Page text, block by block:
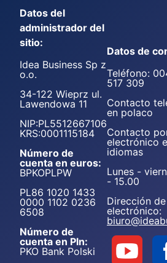
Datos del
administrador del
sitio:
Idea Business Sp z
o.o.
34-122 Wieprz ul.
Lawendowa 11
NIP:PL5512667106
KRS:0001115184
Número de
cuenta en euros:
BPKOPLPW
PL86 1020 1433
0000 1102 0236
6508
Número de
cuenta en Pln:
PKO Bank Polski
Datos de
Teléfono:
517 309
Contacto
en polaco
Contacto
electrónico
idiomas
Lunes -
- 15.00
Dirección
electrónico: